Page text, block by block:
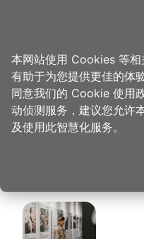
首页 > 想去的地方 > 美食、购
绿野鲜踪
周边景点
本网站使用 Cookies 等
有助于为您提供更佳的体
同意我们的 Cookie 使用
动侦测服务，建议您允许
及使用此智慧化服务。